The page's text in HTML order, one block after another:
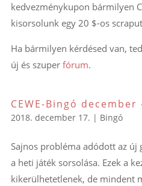
kedvezménykupon bármilyen
kisorsolunk egy 20 $-os
Ha bármilyen kérdésed van,
új és szuper fórum.
CEWE-Bingó
2018. december 17. | Bingó
Sajnos probléma adódott az új
a heti játék sorsolása. Ezek a
kikerülhetetlenek, de mindent